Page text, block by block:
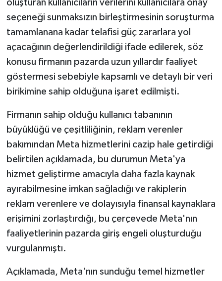
oluşturan kullanıcıların verilerini kullanıcılara onay
seçeneği sunmaksızın birleştirmesinin soruşturma
tamamlanana kadar telafisi güç zararlara yol
açacağının değerlendirildiği ifade edilerek, söz
konusu firmanın pazarda uzun yıllardır faaliyet
göstermesi sebebiyle kapsamlı ve detaylı bir veri
birikimine sahip olduğuna işaret edilmişti.
Firmanın sahip olduğu kullanıcı tabanının
büyüklüğü ve çeşitliliğinin, reklam verenler
bakımından Meta hizmetlerini cazip hale getirdiği
belirtilen açıklamada, bu durumun Meta'ya
hizmet geliştirme amacıyla daha fazla kaynak
ayırabilmesine imkan sağladığı ve rakiplerin
reklam verenlere ve dolayısıyla finansal kaynaklara
erişimini zorlaştırdığı, bu çerçevede Meta'nın
faaliyetlerinin pazarda giriş engeli oluşturduğu
vurgulanmıştı.
Açıklamada, Meta'nın sunduğu temel hizmetler
Eskişehir Müftülüğü
Gaziantep Müftülüğü
Giresun Müftülüğü
Gümüşhane Müftülüğü
Hakkari Müftülüğü
Hatay Müftülüğü
Iğdır Müftülüğü
Isparta Müftülüğü
İstanbul Müftülüğü
İzmir Müftülüğü
Kahramanmaraş Müftülüğü